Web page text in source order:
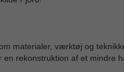
materialer, værktøj og
rekonstruktion af et mindre